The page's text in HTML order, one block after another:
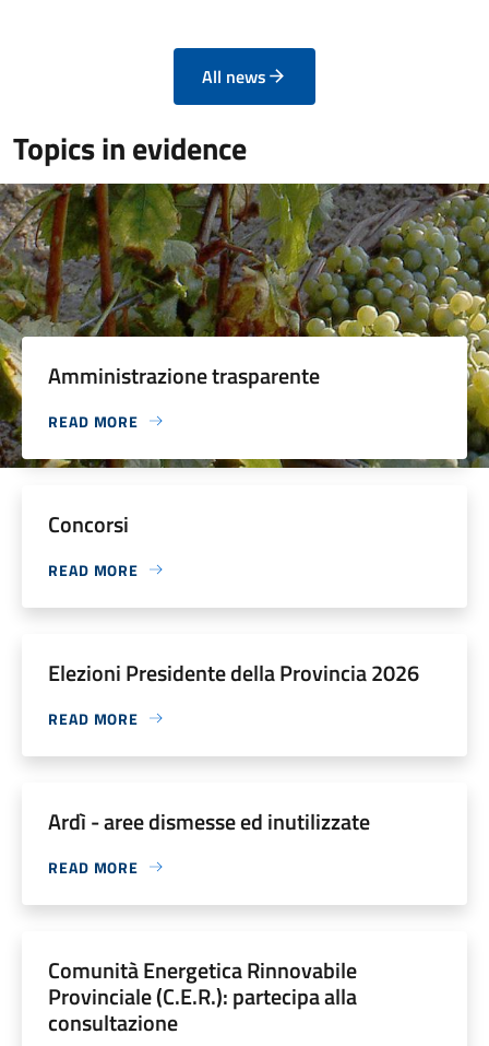
All news
Topics in evidence
Amministrazione trasparente
READ MORE
Concorsi
READ MORE
Elezioni Presidente della Provincia 2026
READ MORE
Ardì - aree dismesse ed inutilizzate
READ MORE
Comunità Energetica Rinnovabile
Provinciale (C.E.R.): partecipa alla
consultazione